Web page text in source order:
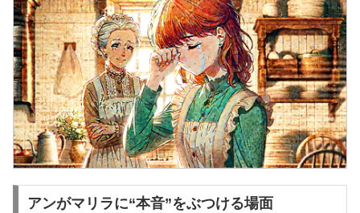
アンがマリラに“本音”をぶつける場面